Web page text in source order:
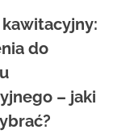
do
– jaki